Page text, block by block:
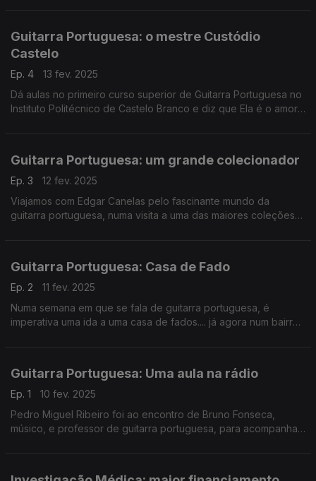
Guitarra Portuguesa: o mestre Custódio
Castelo
Ep. 4
13 fev. 2025
Dá aulas no primeiro curso superior de Guitarra Portuguesa no
Instituto Politécnico de Castelo Branco e diz que Ela é o amor
Guitarra Portuguesa: um grande colecionador
Ep. 3
12 fev. 2025
Viajamos com Edgar Canelas pelo fascinante mundo da
guitarra portuguesa, numa visita a uma das maiores coleções
Guitarra Portuguesa: Casa de Fado
Ep. 2
11 fev. 2025
Numa semana em que se fala de guitarra portuguesa, é
imperativa uma ida a uma casa de fados.... já agora num bairro
Guitarra Portuguesa: Uma aula na rádio
Ep. 1
10 fev. 2025
Pedro Miguel Ribeiro foi ao encontro de Bruno Fonseca,
músico, e professor de guitarra portuguesa, para acompanhar